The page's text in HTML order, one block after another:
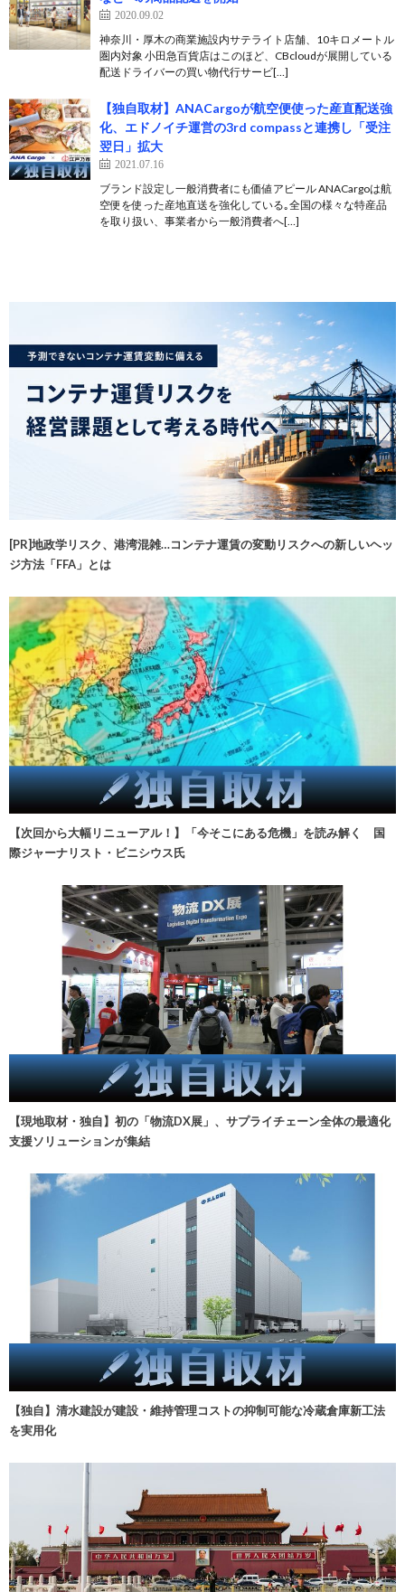
2020.09.02
神奈川・厚木の商業施設内サテライト店舗、10キロメートル
圏内対象 小田急百貨店はこのほど、CBcloudが展開している
配送ドライバーの買い物代行サービ[…]
【独自取材】ANACargoが航空便使った産直配送強
化、エドノイチ運営の3rd compassと連携し「受注
翌日」拡大
2021.07.16
ブランド設定し一般消費者にも価値アピール ANACargoは航
空便を使った産地直送を強化している｡全国の様々な特産品
を取り扱い、事業者から一般消費者へ[…]
[PR]地政学リスク、港湾混雑…コンテナ運賃の変動リスクへの新しいヘッ
ジ方法「FFA」とは
【次回から大幅リニューアル！】「今そこにある危機」を読み解く 国
際ジャーナリスト・ビニシウス氏
【現地取材・独自】初の「物流DX展」、サプライチェーン全体の最適化
支援ソリューションが集結
【独自】清水建設が建設・維持管理コストの抑制可能な冷蔵倉庫新工法
を実用化